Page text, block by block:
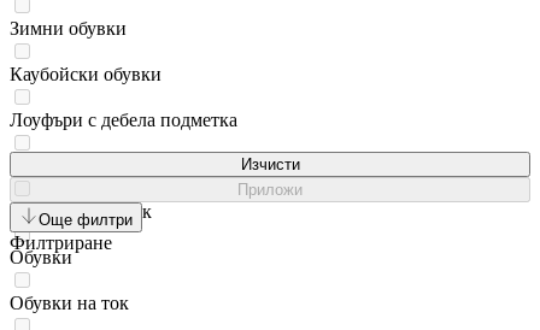
Зимни обувки
Каубойски обувки
Лоуфъри с дебела подметка
Мокасини на ток
Обувки
Обувки на ток
Изчисти
Приложи
Още филтри
Филтриране